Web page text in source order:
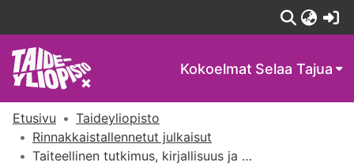
Kokoelmat Selaa Tajua
Etusivu
Taideyliopisto
Rinnakkaistallennetut julkaisut
Taiteellinen tutkimus, kirjallisuus ja jälki-disiplinääriset kirjoittamisen muodot